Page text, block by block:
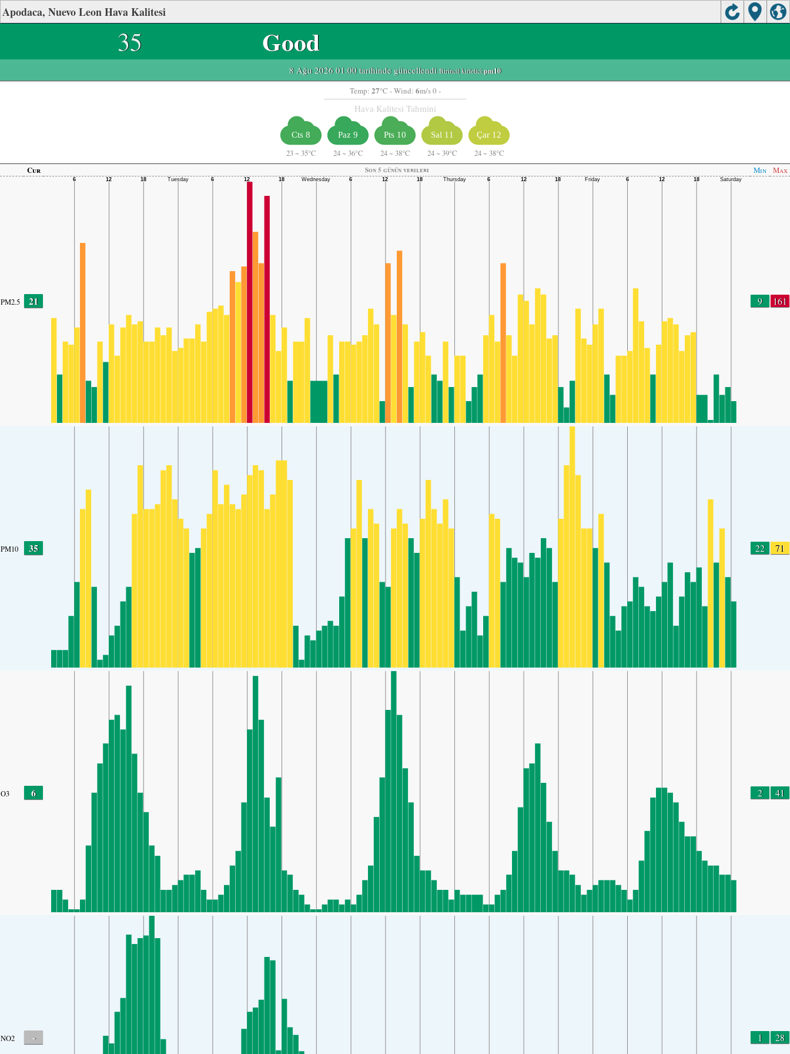
Apodaca, Nuevo Leon Hava Kalitesi
35 Good
8 Ağu 2026 01:00 tarihinde güncellendi-Birincil kirletici:pm10
Temp: 27°C - Wind: 6m/s 0 -
Hava Kalitesi Tahmini
Cts 8
23 ~ 35°C
Paz 9
24 ~ 36°C
Pts 10
24 ~ 38°C
Sal 11
24 ~ 39°C
Çar 12
24 ~ 38°C
Cur
Son 5 günün verileri Min Max
PM2.5 21 9 161
PM10 35 22 71
O3 6 2 41
NO2 - 1 28